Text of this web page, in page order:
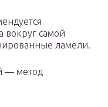
вокруг самой
ламели.
— метод